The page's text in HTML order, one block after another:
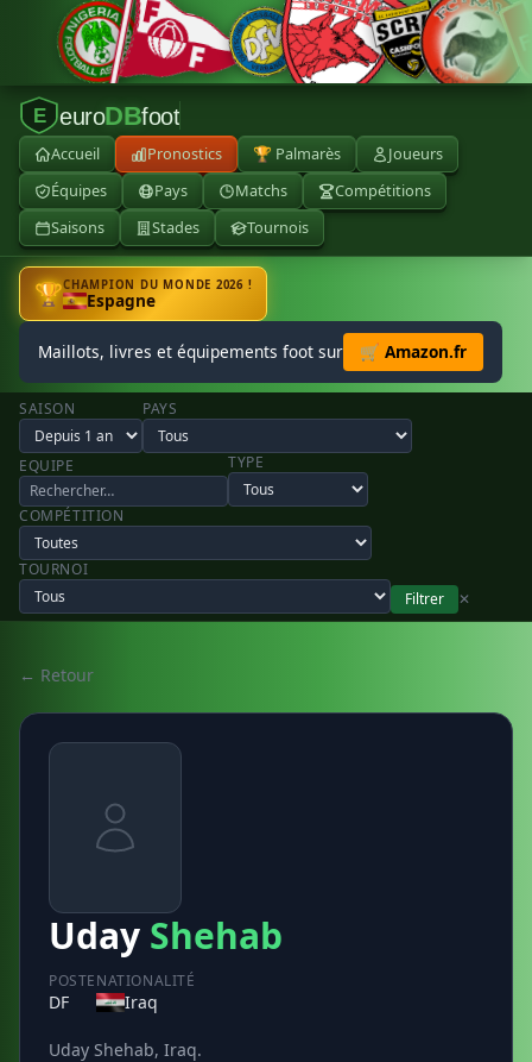
E euroDBfoot
Accueil Pronostics 🏆 Palmarès
Joueurs
Équipes
Pays Matchs
Compétitions
Saisons
Stades Tournois
🏆CHAMPION DU MONDE 2026 !
Espagne
Maillots, livres et équipements foot sur 🛒 Amazon.fr
SAISON PAYS
EQUIPE TYPE
COMPÉTITION
TOURNOI
Filtrer
✕
← Retour
Uday Shehab
POSTE
DF
NATIONALITÉ
Iraq
Uday Shehab, Iraq.